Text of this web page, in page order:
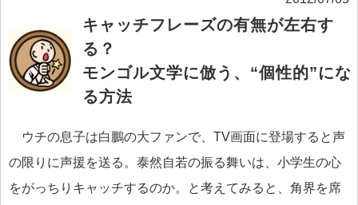
キャッチフレーズの有無が左右す
る？
モンゴル文学に倣う、“個性的”にな
る方法
ウチの息子は白鵬の大ファンで、TV画面に登場すると声
の限りに声援を送る。泰然自若の振る舞いは、小学生の心
をがっちりキャッチするのか。と考えてみると、角界を席